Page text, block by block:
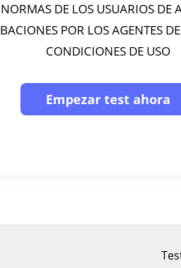
NORMAS DE LOS USUARIOS DE
POR LOS AGENTES
CONDICIONES DE USO